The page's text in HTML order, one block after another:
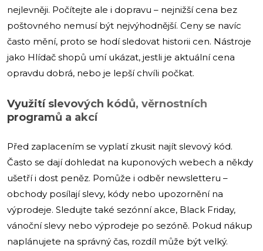
nejlevněji. Počítejte ale i dopravu – nejnižší cena bez
poštovného nemusí být nejvýhodnější. Ceny se navíc
často mění, proto se hodí sledovat historii cen. Nástroje
jako Hlídač shopů umí ukázat, jestli je aktuální cena
opravdu dobrá, nebo je lepší chvíli počkat.
Využití slevových kódů, věrnostních
programů a akcí
Před zaplacením se vyplatí zkusit najít slevový kód.
Často se dají dohledat na kuponových webech a někdy
ušetří i dost peněz. Pomůže i odběr newsletteru –
obchody posílají slevy, kódy nebo upozornění na
výprodeje. Sledujte také sezónní akce, Black Friday,
vánoční slevy nebo výprodeje po sezóně. Pokud nákup
naplánujete na správný čas, rozdíl může být velký.